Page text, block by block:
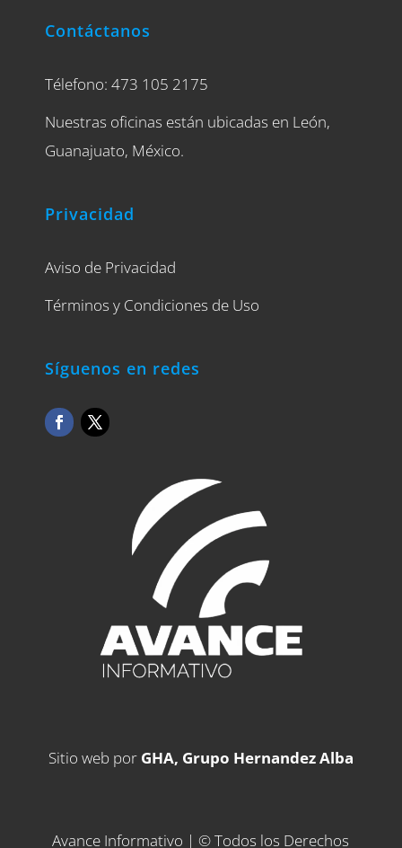
Contáctanos
Télefono: 473 105 2175
Nuestras oficinas están ubicadas en León,
Guanajuato, México.
Privacidad
Aviso de Privacidad
Términos y Condiciones de Uso
Síguenos en redes
Sitio web por GHA, Grupo Hernandez Alba
Avance Informativo | © Todos los Derechos